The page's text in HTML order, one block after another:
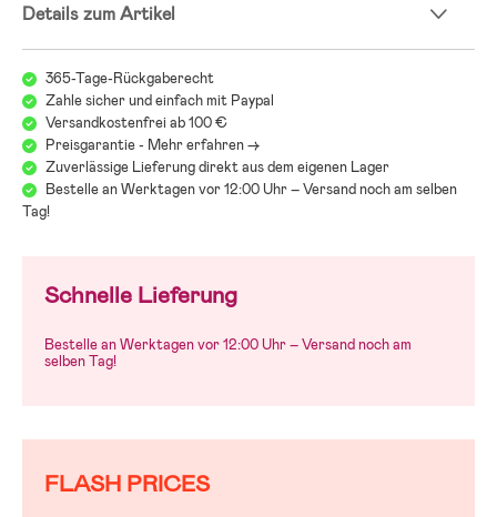
Details zum Artikel
365-Tage-Rückgaberecht
Zahle sicher und einfach mit Paypal
Versandkostenfrei ab 100 €
Preisgarantie - Mehr erfahren ->
Zuverlässige Lieferung direkt aus dem eigenen Lager
Bestelle an Werktagen vor 12:00 Uhr – Versand noch am selben
Tag!
Schnelle Lieferung
Bestelle an Werktagen vor 12:00 Uhr – Versand noch am
selben Tag!
FLASH PRICES